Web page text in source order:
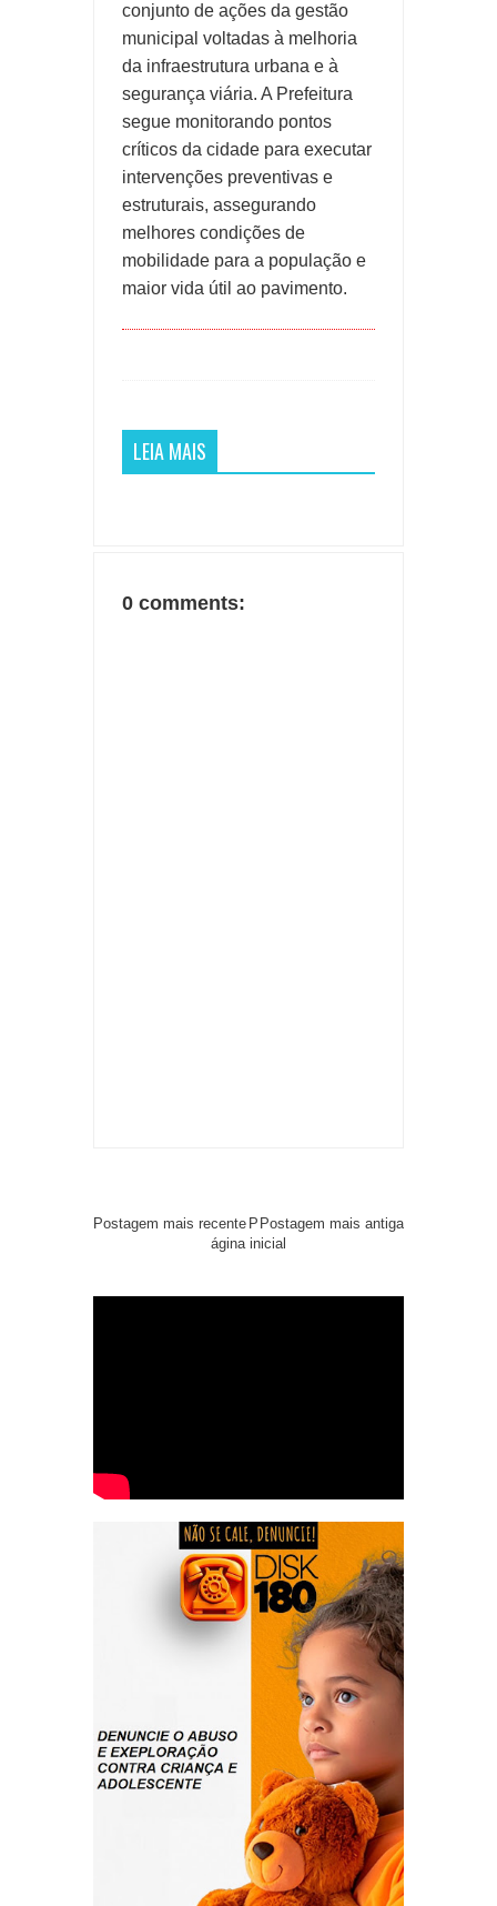
conjunto de ações da gestão
municipal voltadas à melhoria
da infraestrutura urbana e à
segurança viária. A Prefeitura
segue monitorando pontos
críticos da cidade para executar
intervenções preventivas e
estruturais, assegurando
melhores condições de
mobilidade para a população e
maior vida útil ao pavimento.
LEIA MAIS
0 comments:
Postagem mais recente Postagem mais antiga
P
ágina inicial